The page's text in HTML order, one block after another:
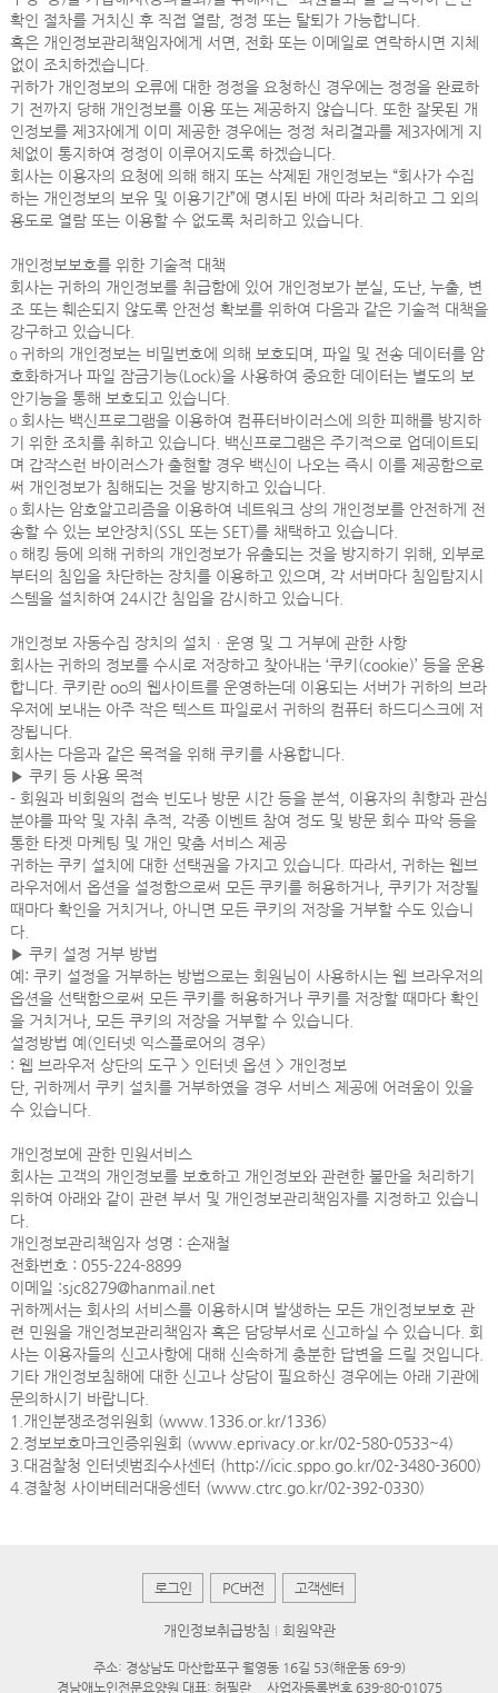
확인 절차를 거치신 후 직접 열람, 정정 또는 탈퇴가 가능합니다.
혹은 개인정보관리책임자에게 서면, 전화 또는 이메일로 연락하시면 지체
없이 조치하겠습니다.
귀하가 개인정보의 오류에 대한 정정을 요청하신 경우에는 정정을 완료하
기 전까지 당해 개인정보를 이용 또는 제공하지 않습니다. 또한 잘못된 개
인정보를 제3자에게 이미 제공한 경우에는 정정 처리결과를 제3자에게 지
체없이 통지하여 정정이 이루어지도록 하겠습니다.
회사는 이용자의 요청에 의해 해지 또는 삭제된 개인정보는 “회사가 수집
하는 개인정보의 보유 및 이용기간”에 명시된 바에 따라 처리하고 그 외의
용도로 열람 또는 이용할 수 없도록 처리하고 있습니다.
개인정보보호를 위한 기술적 대책
회사는 귀하의 개인정보를 취급함에 있어 개인정보가 분실, 도난, 누출, 변
조 또는 훼손되지 않도록 안전성 확보를 위하여 다음과 같은 기술적 대책을
강구하고 있습니다.
ο 귀하의 개인정보는 비밀번호에 의해 보호되며, 파일 및 전송 데이터를 암
호화하거나 파일 잠금기능(Lock)을 사용하여 중요한 데이터는 별도의 보
안기능을 통해 보호되고 있습니다.
ο 회사는 백신프로그램을 이용하여 컴퓨터바이러스에 의한 피해를 방지하
기 위한 조치를 취하고 있습니다. 백신프로그램은 주기적으로 업데이트되
며 갑작스런 바이러스가 출현할 경우 백신이 나오는 즉시 이를 제공함으로
써 개인정보가 침해되는 것을 방지하고 있습니다.
ο 회사는 암호알고리즘을 이용하여 네트워크 상의 개인정보를 안전하게 전
송할 수 있는 보안장치(SSL 또는 SET)를 채택하고 있습니다.
ο 해킹 등에 의해 귀하의 개인정보가 유출되는 것을 방지하기 위해, 외부로
부터의 침입을 차단하는 장치를 이용하고 있으며, 각 서버마다 침입탐지시
스템을 설치하여 24시간 침입을 감시하고 있습니다.
개인정보 자동수집 장치의 설치ㆍ운영 및 그 거부에 관한 사항
회사는 귀하의 정보를 수시로 저장하고 찾아내는 ‘쿠키(cookie)’ 등을 운용
합니다. 쿠키란 oo의 웹사이트를 운영하는데 이용되는 서버가 귀하의 브라
우저에 보내는 아주 작은 텍스트 파일로서 귀하의 컴퓨터 하드디스크에 저
장됩니다.
회사는 다음과 같은 목적을 위해 쿠키를 사용합니다.
▶ 쿠키 등 사용 목적
- 회원과 비회원의 접속 빈도나 방문 시간 등을 분석, 이용자의 취향과 관심
분야를 파악 및 자취 추적, 각종 이벤트 참여 정도 및 방문 회수 파악 등을
통한 타겟 마케팅 및 개인 맞춤 서비스 제공
귀하는 쿠키 설치에 대한 선택권을 가지고 있습니다. 따라서, 귀하는 웹브
라우저에서 옵션을 설정함으로써 모든 쿠키를 허용하거나, 쿠키가 저장될
때마다 확인을 거치거나, 아니면 모든 쿠키의 저장을 거부할 수도 있습니
다.
▶ 쿠키 설정 거부 방법
예: 쿠키 설정을 거부하는 방법으로는 회원님이 사용하시는 웹 브라우저의
옵션을 선택함으로써 모든 쿠키를 허용하거나 쿠키를 저장할 때마다 확인
을 거치거나, 모든 쿠키의 저장을 거부할 수 있습니다.
설정방법 예(인터넷 익스플로어의 경우)
: 웹 브라우저 상단의 도구 > 인터넷 옵션 > 개인정보
단, 귀하께서 쿠키 설치를 거부하였을 경우 서비스 제공에 어려움이 있을
수 있습니다.
개인정보에 관한 민원서비스
회사는 고객의 개인정보를 보호하고 개인정보와 관련한 불만을 처리하기
위하여 아래와 같이 관련 부서 및 개인정보관리책임자를 지정하고 있습니
다.
개인정보관리책임자 성명 : 손재철
전화번호 : 055-224-8899
이메일 :sjc8279@hanmail.net
귀하께서는 회사의 서비스를 이용하시며 발생하는 모든 개인정보보호 관
련 민원을 개인정보관리책임자 혹은 담당부서로 신고하실 수 있습니다. 회
사는 이용자들의 신고사항에 대해 신속하게 충분한 답변을 드릴 것입니다.
기타 개인정보침해에 대한 신고나 상담이 필요하신 경우에는 아래 기관에
문의하시기 바랍니다.
1.개인분쟁조정위원회 (www.1336.or.kr/1336)
2.정보보호마크인증위원회 (www.eprivacy.or.kr/02-580-0533~4)
3.대검찰청 인터넷범죄수사센터 (http://icic.sppo.go.kr/02-3480-3600)
4.경찰청 사이버테러대응센터 (www.ctrc.go.kr/02-392-0330)
로그인 PC버전 고객센터
개인정보취급방침 회원약관
주소: 경상남도 마산합포구 월영동 16길 53(해운동 69-9)
경남애노인전문요양원 대표: 허필란
사업자등록번호 639-80-01075